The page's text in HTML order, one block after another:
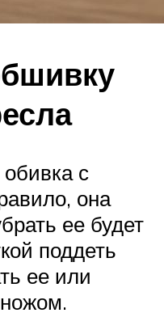
с
она
ее будет
поддеть
ее или